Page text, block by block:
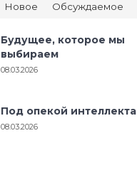
Новое Обсуждаемое
Будущее, которое мы
выбираем
08.03.2026
Под опекой интеллекта
08.03.2026